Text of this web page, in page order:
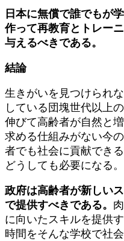
日本に無償で誰でもが
作って再教育とトレー
与えるべきである。
結論
生きがいを見つけられ
している団塊世代以上
伸びて高齢者が自然と
求める仕組みがない今
者でも社会に貢献でき
どうしても必要になる。
政府は高齢者が新しい
で提供すべきである。
に向いたスキルを提供
時間をそんな学校で社